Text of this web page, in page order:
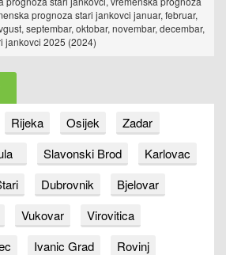
prognoza stari jankovci januar, februar,
septembar, oktobar, novembar, decembar,
jankovci 2025 (2024)
Rijeka Osijek
Zadar
Slavonski Brod
Karlovac
Dubrovnik
Bjelovar
Vukovar
Virovitica
Ivanic Grad
Rovinj